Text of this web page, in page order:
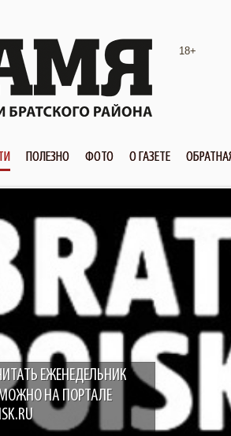
18+
ПОЛЕЗНО ФОТО О ГАЗЕТЕ
ЕЖЕНЕДЕЛЬНИК
НА ПОРТАЛЕ